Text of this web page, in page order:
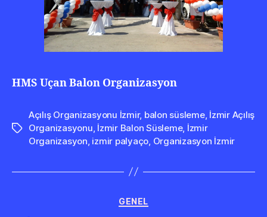
HMS Uçan Balon Organizasyon
Etiketler
Açılış Organizasyonu İzmir, balon süsleme, İzmir Açılış
Organizasyonu, İzmir Balon Süsleme, İzmir
Organizasyon, izmir palyaço, Organizasyon İzmir
Kategoriler
GENEL